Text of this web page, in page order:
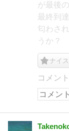
が最後
最終到
匂わさ
うか？
ナイス
コメン